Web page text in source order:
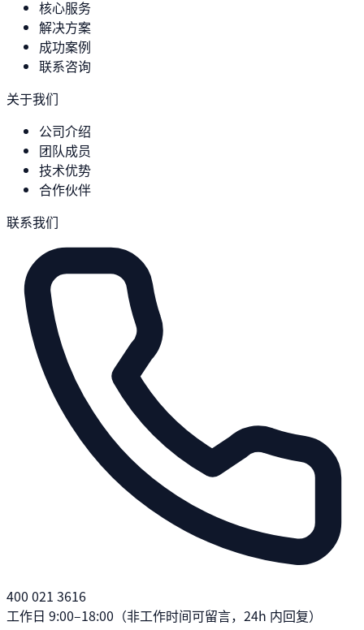
核心服务
解决方案
成功案例
联系咨询
关于我们
公司介绍
团队成员
技术优势
合作伙伴
联系我们
400 021 3616
工作日 9:00–18:00（非工作时间可留言，24h 内回复）